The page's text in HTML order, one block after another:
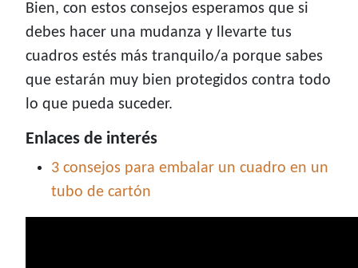
Bien, con estos consejos esperamos que si
debes hacer una mudanza y llevarte tus
cuadros estés más tranquilo/a porque sabes
que estarán muy bien protegidos contra todo
lo que pueda suceder.
Enlaces de interés
3 consejos para embalar un cuadro en un
tubo de cartón